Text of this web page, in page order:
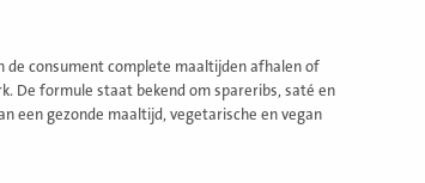
de consument complete maaltijden afhalen of
De formule staat bekend om spareribs, saté en
een gezonde maaltijd, vegetarische en vegan